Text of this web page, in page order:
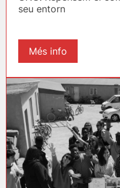
seu entorn
Més info